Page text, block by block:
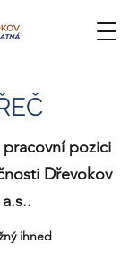
pozici
Dřevokov
ihned